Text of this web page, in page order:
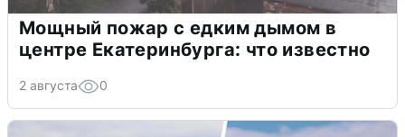
Мощный пожар с едким дымом в
центре Екатеринбурга: что известно
2 августа 0